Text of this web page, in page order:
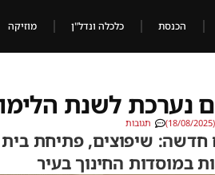
הכנסת כלכלה ונדל"ן מוזיקה
נערכת לשנת
תגובות
שיפוצים, פתיחת בית
במוסדות החינוך בעיר